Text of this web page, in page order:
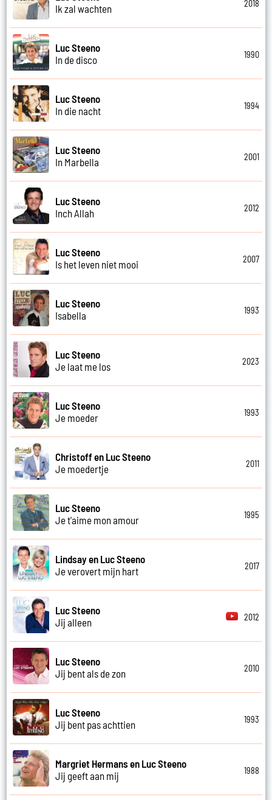
Ik zal wachten
2018
Luc Steeno
In de disco
1990
Luc Steeno
In die nacht
1994
Luc Steeno
In Marbella
2001
Luc Steeno
Inch Allah
2012
Luc Steeno
Is het leven niet mooi
2007
Luc Steeno
Isabella
1993
Luc Steeno
Je laat me los
2023
Luc Steeno
Je moeder
1993
Christoff en Luc Steeno
Je moedertje
2011
Luc Steeno
Je t'aime mon amour
1995
Lindsay en Luc Steeno
Je verovert mijn hart
2017
Luc Steeno
Jij alleen
2012
Luc Steeno
Jij bent als de zon
2010
Luc Steeno
Jij bent pas achttien
1993
Margriet Hermans en Luc Steeno
Jij geeft aan mij
1988